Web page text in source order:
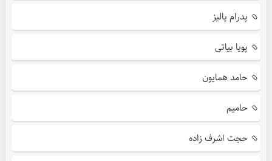
پدرام پالیز
پویا بیاتی
حامد همایون
حامیم
حجت اشرف زاده